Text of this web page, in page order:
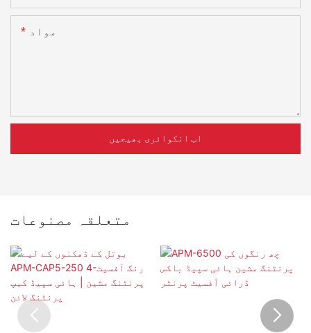
مواد
اب انکوائری بھیجیں
متعلقہ مصنوعات